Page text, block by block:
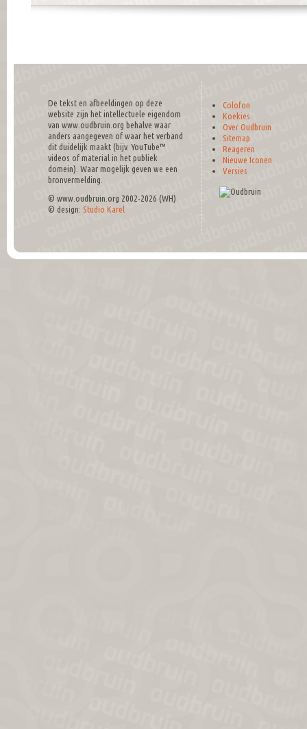
De tekst en afbeeldingen op deze
website zijn het intellectuele eigendom
van www.oudbruin.org behalve waar
anders aangegeven of waar het verband
dit duidelijk maakt (bijv. YouTube™
videos of material in het publiek
domein). Waar mogelijk geven we een
bronvermelding.
© www.oudbruin.org 2002-2026 (WH)
© design: Studio Karel
Colofon
Koekies
Over Oudbruin
Sitemap
Reageren
Nieuwe Iconen
Versies